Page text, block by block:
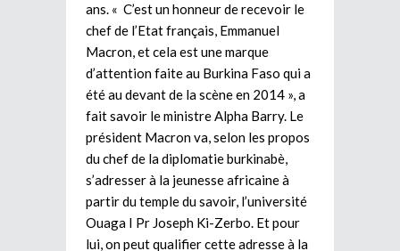
ans. « C’est un honneur de recevoir le
chef de l’Etat français, Emmanuel
Macron, et cela est une marque
d’attention faite au Burkina Faso qui a
été au devant de la scène en 2014 », a
fait savoir le ministre Alpha Barry. Le
président Macron va, selon les propos
du chef de la diplomatie burkinabè,
s’adresser à la jeunesse africaine à
partir du temple du savoir, l’université
Ouaga I Pr Joseph Ki-Zerbo. Et pour
lui, on peut qualifier cette adresse à la